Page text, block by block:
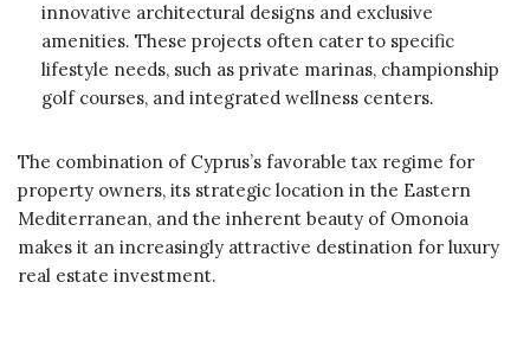
innovative architectural designs and exclusive
amenities. These projects often cater to specific
lifestyle needs, such as private marinas, championship
golf courses, and integrated wellness centers.
The combination of Cyprus’s favorable tax regime for
property owners, its strategic location in the Eastern
Mediterranean, and the inherent beauty of Omonoia
makes it an increasingly attractive destination for luxury
real estate investment.